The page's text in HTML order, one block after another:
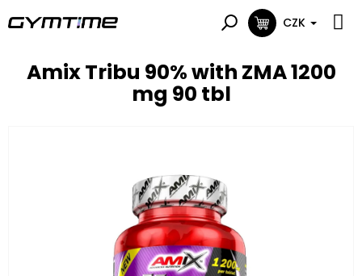
na
NÁKUPNÍ
CZK
Amix Tribu 90% with ZMA 1200
mg 90 tbl